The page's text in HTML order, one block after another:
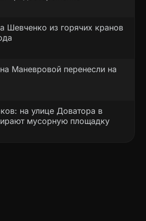
Шевченко из горячих кранов
Маневровой перенесли на
на улице Доватора в
мусорную площадку